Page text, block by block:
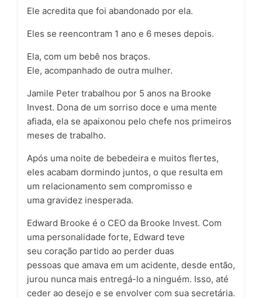
Ele acredita que foi abandonado por ela.
Eles se reencontram 1 ano e 6 meses depois.
Ela, com um bebê nos braços.
Ele, acompanhado de outra mulher.
Jamile Peter trabalhou por 5 anos na Brooke
Invest. Dona de um sorriso doce e uma mente
afiada, ela se apaixonou pelo chefe nos primeiros
meses de trabalho.
Após uma noite de bebedeira e muitos flertes,
eles acabam dormindo juntos, o que resulta em
um relacionamento sem compromisso e
uma gravidez inesperada.
Edward Brooke é o CEO da Brooke Invest. Com
uma personalidade forte, Edward teve
seu coração partido ao perder duas
pessoas que amava em um acidente, desde então,
jurou nunca mais entregá-lo a ninguém. Isso, até
ceder ao desejo e se envolver com sua secretária.